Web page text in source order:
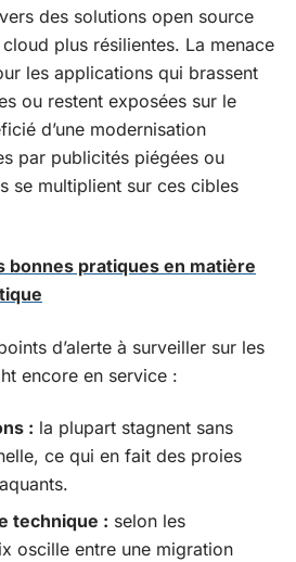
des solutions open source
plus résilientes. La menace
les applications qui brassent
ou restent exposées sur le
d’une modernisation
par publicités piégées ou
se multiplient sur ces cibles
bonnes pratiques en matière
d’alerte à surveiller sur les
encore en service :
: la plupart stagnent sans
ce qui en fait des proies
technique : selon les
oscille entre une migration